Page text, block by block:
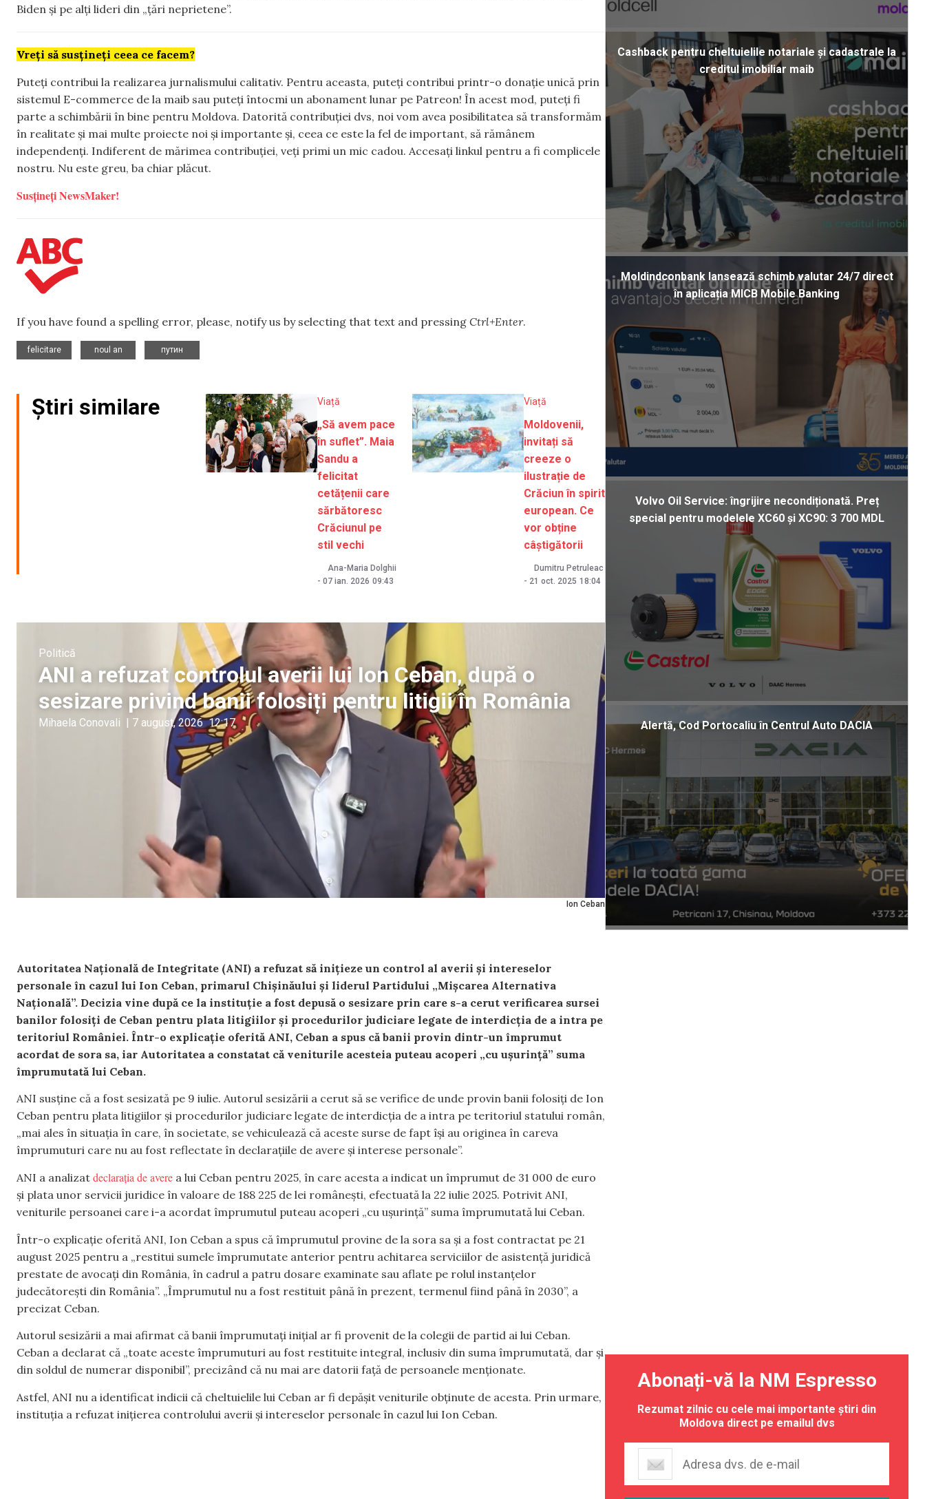
Biden și pe alți lideri din „țări neprietene”.
Vreți să susțineți ceea ce facem?
Puteți contribui la realizarea jurnalismului calitativ. Pentru aceasta, puteți contribui printr-o donație unică prin
sistemul E-commerce de la maib sau puteți întocmi un abonament lunar pe Patreon! În acest mod, puteți fi
parte a schimbării în bine pentru Moldova. Datorită contribuției dvs, noi vom avea posibilitatea să transformăm
în realitate și mai multe proiecte noi și importante și, ceea ce este la fel de important, să rămânem
independenți. Indiferent de mărimea contribuției, veți primi un mic cadou. Accesați linkul pentru a fi complicele
nostru. Nu este greu, ba chiar plăcut.
Susțineți NewsMaker!
If you have found a spelling error, please, notify us by selecting that text and pressing Ctrl+Enter.
felicitare
noul an
путин
Știri similare Viață
„Să avem pace
în suflet”. Maia
Sandu a
felicitat
cetățenii care
sărbătoresc
Crăciunul pe
stil vechi
Ana-Maria Dolghii
- 07 ian. 2026 09:43
Viață
Moldovenii,
invitați să
creeze o
ilustrație de
Crăciun în spirit
european. Ce
vor obține
câștigătorii
Dumitru Petruleac
- 21 oct. 2025 18:04
Ion Ceban
Politică
ANI a refuzat controlul averii lui Ion Ceban, după o
sesizare privind banii folosiți pentru litigii în România
Mihaela Conovali | 7 august, 2026 12:17
Autoritatea Națională de Integritate (ANI) a refuzat să inițieze un control al averii și intereselor
personale în cazul lui Ion Ceban, primarul Chișinăului și liderul Partidului „Mişcarea Alternativa
Naţională”. Decizia vine după ce la instituție a fost depusă o sesizare prin care s-a cerut verificarea sursei
banilor folosiți de Ceban pentru plata litigiilor și procedurilor judiciare legate de interdicția de a intra pe
teritoriul României. Într-o explicație oferită ANI, Ceban a spus că banii provin dintr-un împrumut
acordat de sora sa, iar Autoritatea a constatat că veniturile acesteia puteau acoperi „cu ușurință” suma
împrumutată lui Ceban.
ANI susține că a fost sesizată pe 9 iulie. Autorul sesizării a cerut să se verifice de unde provin banii folosiți de Ion
Ceban pentru plata litigiilor și procedurilor judiciare legate de interdicția de a intra pe teritoriul statului român,
„mai ales în situația în care, în societate, se vehiculează că aceste surse de fapt își au originea în careva
împrumuturi care nu au fost reflectate în declarațiile de avere și interese personale”.
ANI a analizat declarația de avere a lui Ceban pentru 2025, în care acesta a indicat un împrumut de 31 000 de euro
și plata unor servicii juridice în valoare de 188 225 de lei românești, efectuată la 22 iulie 2025. Potrivit ANI,
veniturile persoanei care i-a acordat împrumutul puteau acoperi „cu ușurință” suma împrumutată lui Ceban.
Într-o explicație oferită ANI, Ion Ceban a spus că împrumutul provine de la sora sa și a fost contractat pe 21
august 2025 pentru a „restitui sumele împrumutate anterior pentru achitarea serviciilor de asistență juridică
prestate de avocați din România, în cadrul a patru dosare examinate sau aflate pe rolul instanțelor
judecătorești din România”. „Împrumutul nu a fost restituit până în prezent, termenul fiind până în 2030”, a
precizat Ceban.
Autorul sesizării a mai afirmat că banii împrumutați inițial ar fi provenit de la colegii de partid ai lui Ceban.
Ceban a declarat că „toate aceste împrumuturi au fost restituite integral, inclusiv din suma împrumutată, dar și
din soldul de numerar disponibil”, precizând că nu mai are datorii față de persoanele menționate.
Astfel, ANI nu a identificat indicii că cheltuielile lui Ceban ar fi depășit veniturile obținute de acesta. Prin urmare,
instituția a refuzat inițierea controlului averii și intereselor personale în cazul lui Ion Ceban.
Cashback pentru cheltuielile notariale și cadastrale la
creditul imobiliar maib
Moldindconbank lansează schimb valutar 24/7 direct
în aplicația MICB Mobile Banking
Volvo Oil Service: îngrijire necondiționată. Preț
special pentru modelele XC60 și XC90: 3 700 MDL
Alertă, Cod Portocaliu în Centrul Auto DACIA
Abonați-vă la NM Espresso
Rezumat zilnic cu cele mai importante știri din
Moldova direct pe emailul dvs